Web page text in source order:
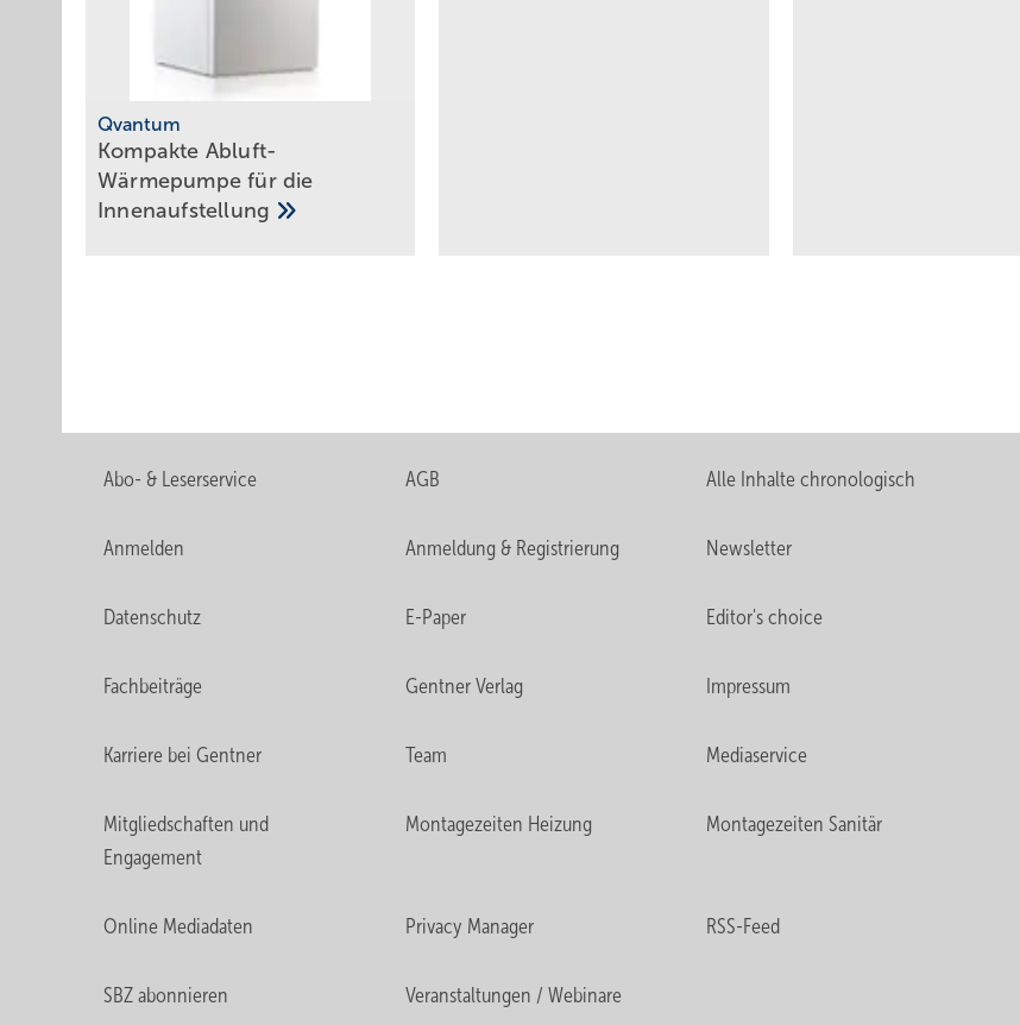
Qvantum
Ko mpakte ­Abluft-
Wärmepumpe für die
Innen­aufstellung
Abo- & Leserservice AGB Alle Inhalte chronologisch
Anmelden Anmeldung & Registrierung Newsletter
Datenschutz E-Paper Editor's choice
Fachbeiträge Gentner Verlag Impressum
Karriere bei Gentner Team Mediaservice
Mitgliedschaften und
Engagement
Montagezeiten Heizung Montagezeiten Sanitär
Online Mediadaten Privacy Manager RSS-Feed
SBZ abonnieren Veranstaltungen / Webinare